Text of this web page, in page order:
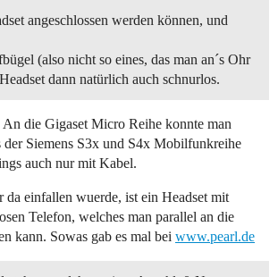
angeschlossen werden können, und
(also nicht so eines, das man an´s Ohr
dann natürlich auch schnurlos.
die Gigaset Micro Reihe konnte man
der Siemens S3x und S4x Mobilfunkreihe
auch nur mit Kabel.
da einfallen wuerde, ist ein Headset mit
Telefon, welches man parallel an die
kann. Sowas gab es mal bei www.pearl.de